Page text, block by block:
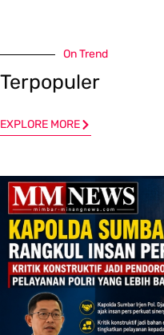
On Trend
Terpopuler
EXPLORE MORE